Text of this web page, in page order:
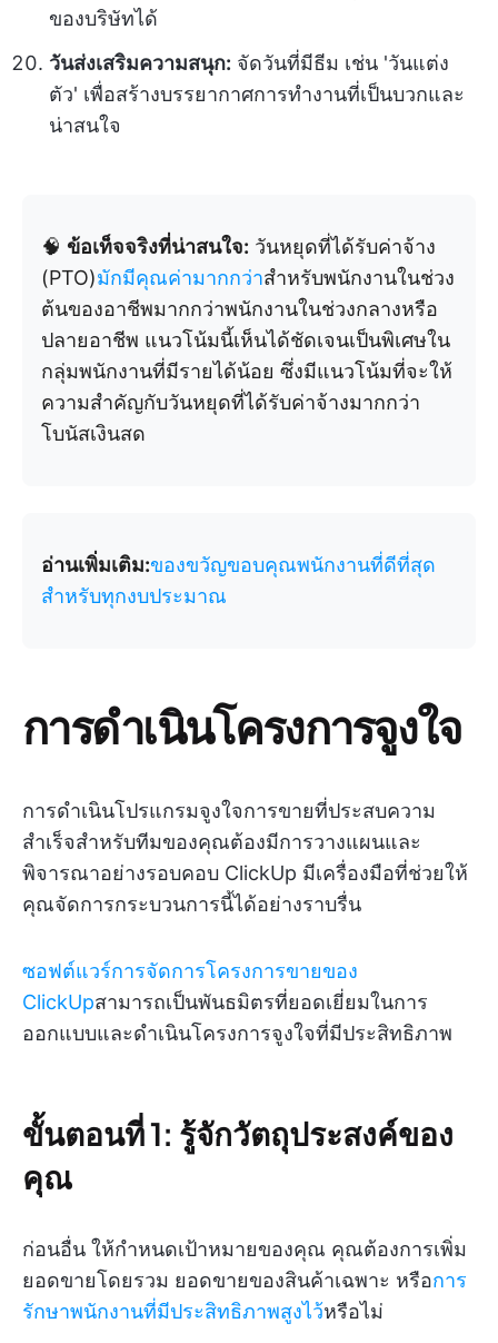
ของบริษัทได้
วันส่งเสริมความสนุก: จัดวันที่มีธีม เช่น 'วันแต่ง
ตัว' เพื่อสร้างบรรยากาศการทำงานที่เป็นบวกและ
น่าสนใจ
🧠 ข้อเท็จจริงที่น่าสนใจ: วันหยุดที่ได้รับค่าจ้าง
(PTO)มักมีคุณค่ามากกว่าสำหรับพนักงานในช่วง
ต้นของอาชีพมากกว่าพนักงานในช่วงกลางหรือ
ปลายอาชีพ แนวโน้มนี้เห็นได้ชัดเจนเป็นพิเศษใน
กลุ่มพนักงานที่มีรายได้น้อย ซึ่งมีแนวโน้มที่จะให้
ความสำคัญกับวันหยุดที่ได้รับค่าจ้างมากกว่า
โบนัสเงินสด
อ่านเพิ่มเติม:ของขวัญขอบคุณพนักงานที่ดีที่สุด
สำหรับทุกงบประมาณ
การดำเนินโครงการจูงใจ
การดำเนินโปรแกรมจูงใจการขายที่ประสบความ
สำเร็จสำหรับทีมของคุณต้องมีการวางแผนและ
พิจารณาอย่างรอบคอบ ClickUp มีเครื่องมือที่ช่วยให้
คุณจัดการกระบวนการนี้ได้อย่างราบรื่น
ซอฟต์แวร์การจัดการโครงการขายของ
ClickUpสามารถเป็นพันธมิตรที่ยอดเยี่ยมในการ
ออกแบบและดำเนินโครงการจูงใจที่มีประสิทธิภาพ
ขั้นตอนที่ 1: รู้จักวัตถุประสงค์ของ
คุณ
ก่อนอื่น ให้กำหนดเป้าหมายของคุณ คุณต้องการเพิ่ม
ยอดขายโดยรวม ยอดขายของสินค้าเฉพาะ หรือการ
รักษาพนักงานที่มีประสิทธิภาพสูงไว้หรือไม่